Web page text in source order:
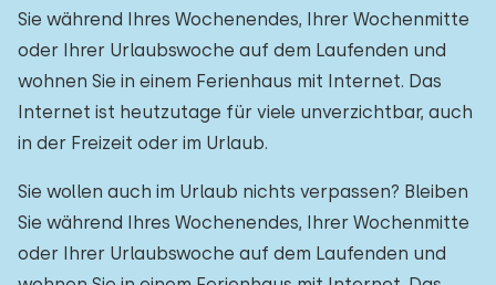
Sie während Ihres Wochenendes, Ihrer Wochenmitte
oder Ihrer Urlaubswoche auf dem Laufenden und
wohnen Sie in einem Ferienhaus mit Internet. Das
Internet ist heutzutage für viele unverzichtbar, auch
in der Freizeit oder im Urlaub.
Sie wollen auch im Urlaub nichts verpassen? Bleiben
Sie während Ihres Wochenendes, Ihrer Wochenmitte
oder Ihrer Urlaubswoche auf dem Laufenden und